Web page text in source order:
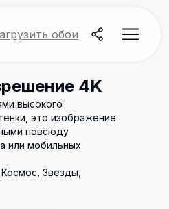
обои
4K
высокого
это изображение
повсюду
или мобильных
Звезды,